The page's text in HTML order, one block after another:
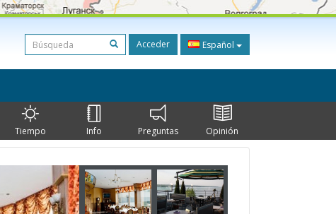
Acceder Español
Tiempo Info Preguntas Opinión